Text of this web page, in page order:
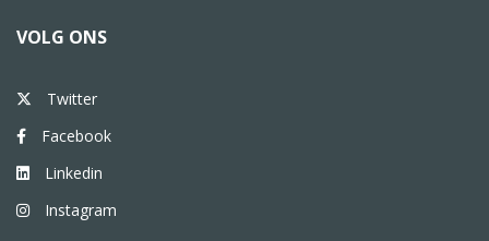
VOLG ONS
Twitter
Facebook
Linkedin
Instagram